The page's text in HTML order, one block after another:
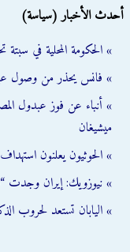
أحدث الأخبار (سياسة)
» الحكومة المحلية في
» فانس يحذر من وصول
» أنباء عن فوز عبدول
ميشيغان
» الحوثيون يعلنون
» نيوزويك: إيران وجدت
» اليابان تستعد لحروب